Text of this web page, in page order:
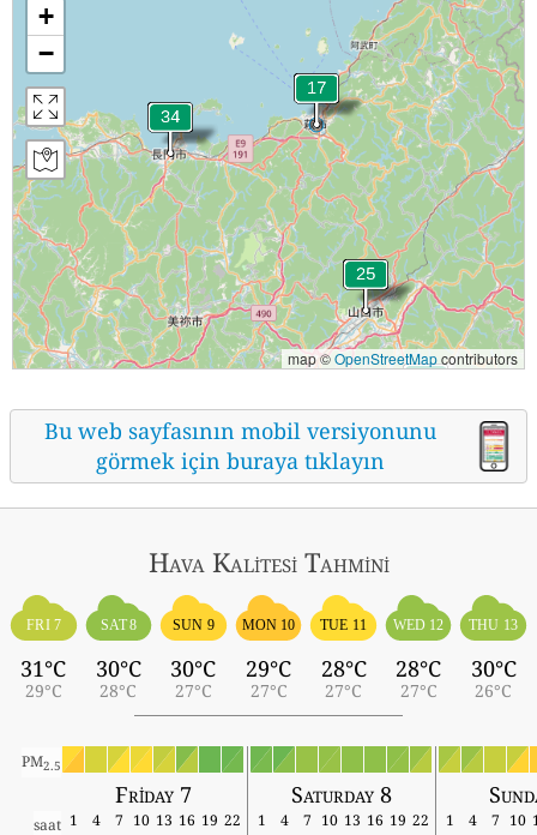
+
−
map ©OpenStreetMapcontributors
Bu web sayfasının mobil versiyonunu
görmek için buraya tıklayın
Hava Kalitesi Tahmini
FRI 7
31°C
29°C
SAT 8
30°C
28°C
SUN 9
30°C
27°C
MON 10
29°C
27°C
TUE 11
28°C
27°C
WED 12
28°C
27°C
THU 13
30°C
26°C
PM2.5
Friday 7 Saturday 8
saat 1 4 7 10 13 16 19 22 1 4 7 10 13 16 19 22 1 4 7 10